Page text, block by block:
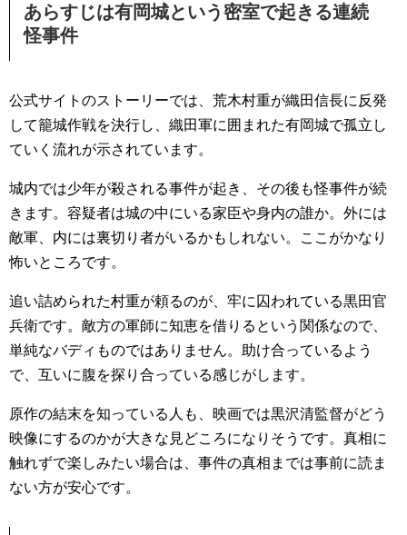
あらすじは有岡城という密室で起きる連続
怪事件
公式サイトのストーリーでは、荒木村重が織田信長に反発
して籠城作戦を決行し、織田軍に囲まれた有岡城で孤立し
ていく流れが示されています。
城内では少年が殺される事件が起き、その後も怪事件が続
きます。容疑者は城の中にいる家臣や身内の誰か。外には
敵軍、内には裏切り者がいるかもしれない。ここがかなり
怖いところです。
追い詰められた村重が頼るのが、牢に囚われている黒田官
兵衛です。敵方の軍師に知恵を借りるという関係なので、
単純なバディものではありません。助け合っているよう
で、互いに腹を探り合っている感じがします。
原作の結末を知っている人も、映画では黒沢清監督がどう
映像にするのかが大きな見どころになりそうです。真相に
触れずで楽しみたい場合は、事件の真相までは事前に読ま
ない方が安心です。